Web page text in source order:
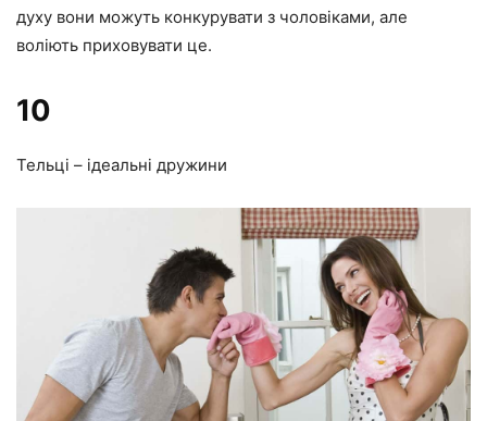
духу вони можуть конкурувати з чоловіками, але
воліють приховувати це.
10
Тельці – ідеальні дружини